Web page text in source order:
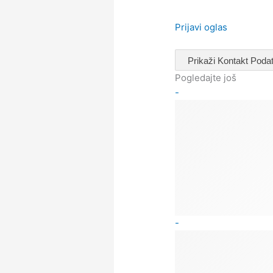
Prijavi oglas
Prikaži Kontakt
Pogledajte još
-
-